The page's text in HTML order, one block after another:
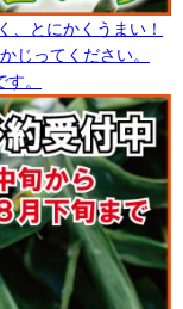
、とにかくうまい！
じってください。
。